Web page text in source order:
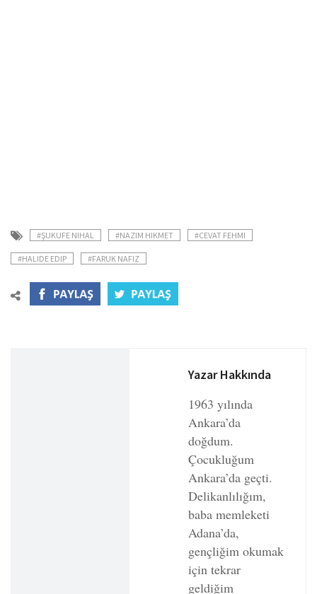
#ŞUKUFE NIHAL #NAZIM HIKMET #CEVAT FEHMI
#HALIDE EDIP #FARUK NAFIZ
Yazar Hakkında
1963 yılında
Ankara’da
doğdum.
Çocukluğum
Ankara’da geçti.
Delikanlılığım,
baba memleketi
Adana’da,
gençliğim okumak
için tekrar
geldiğim